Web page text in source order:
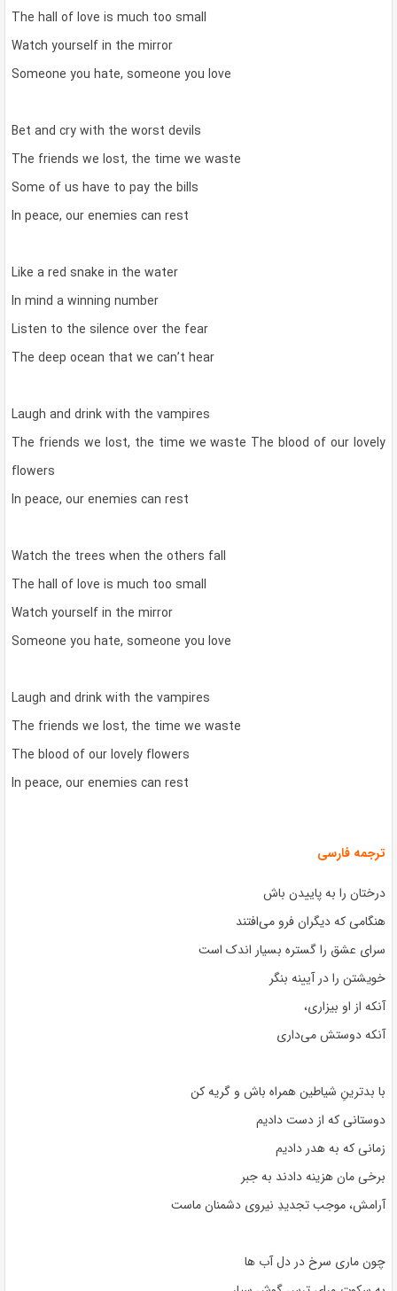
The hall of love is much too small
Watch yourself in the mirror
Someone you hate, someone you love
Bet and cry with the worst devils
The friends we lost, the time we waste
Some of us have to pay the bills
In peace, our enemies can rest
Like a red snake in the water
In mind a winning number
Listen to the silence over the fear
The deep ocean that we can’t hear
Laugh and drink with the vampires
The friends we lost, the time we waste The blood of our lovely
flowers
In peace, our enemies can rest
Watch the trees when the others fall
The hall of love is much too small
Watch yourself in the mirror
Someone you hate, someone you love
Laugh and drink with the vampires
The friends we lost, the time we waste
The blood of our lovely flowers
In peace, our enemies can rest
ترجمه فارسی
درختان را به پاییدن باش
هنگامی که دیگران فرو می‌افتند
سرای عشق را گستره‌ بسیار اندک است
خویشتن را در آیینه بنگر
آنکه از او بیزاری،
آنکه دوستش می‌داری
با بدترينِ شیاطین همراه باش و گریه کن
دوستانی که از دست دادیم
زمانی که به هدر دادیم
برخی مان هزینه دادند به جبر
آرامش، موجب تجدیدِ نیروی دشمنان ماست
چون ماری سرخ در دل آب ها